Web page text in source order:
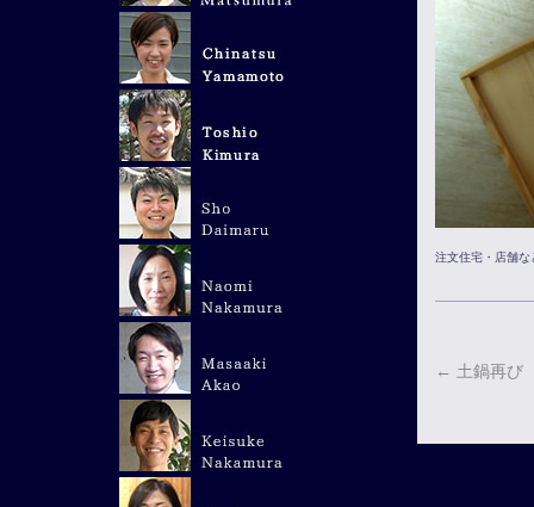
注文住宅・店舗
← 土鍋再び